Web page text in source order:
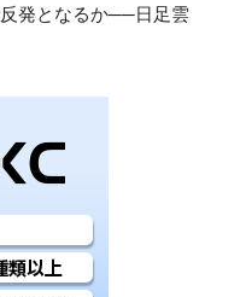
発となるか──日足雲